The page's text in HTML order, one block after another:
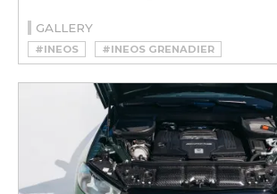
GALLERY
#INEOS #INEOS GRENADIER